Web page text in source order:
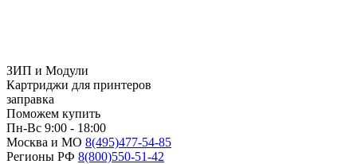
ЗИП и Модули
Картриджи для принтеров
заправка
Поможем купить
Пн-Вс 9:00 - 18:00
Москва и МО 8(495)477-54-85
Регионы РФ 8(800)550-51-42